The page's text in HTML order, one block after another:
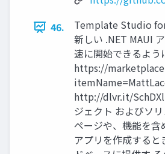
46.
Template Studio
新しい .NET MAUI
速に開始できるよ
https://
http://dlvr.it/SchDXl
ジェクト およびソ
ページや、機能を含
アプリを作成する